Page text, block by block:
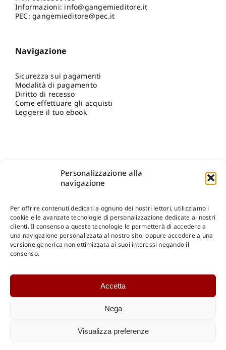
Personalizzazione alla
navigazione
Per offrire contenuti dedicati a ognuno dei nostri lettori, utilizziamo i
cookie e le avanzate tecnologie di personalizzazione dedicate ai nostri
clienti. Il consenso a queste tecnologie le permetterà di accedere a
una navigazione personalizzata al nostro sito, oppure accedere a una
versione generica non ottimizzata ai suoi interessi negando il
consenso.
Accetta
Nega
Visualizza preferenze
Informazioni: info@gangemieditore.it
PEC: gangemieditore@pec.it
Navigazione
Sicurezza sui pagamenti
Modalità di pagamento
Diritto di recesso
Come effettuare gli acquisti
Leggere il tuo ebook
Shop Gangemi Editore-Pagamenti Sicuri e anche Rateali
Catalogo Internazionale
DOWNLOAD
Catalogo Internazionale